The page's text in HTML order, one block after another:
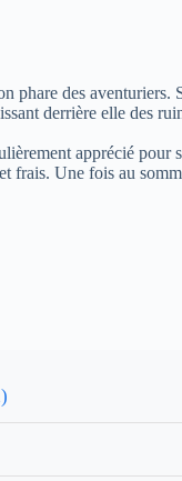
des aventuriers.
derrière elle des
apprécié pour
frais. Une fois au